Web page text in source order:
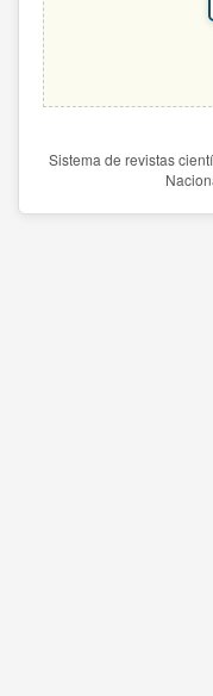
Sistema de revistas